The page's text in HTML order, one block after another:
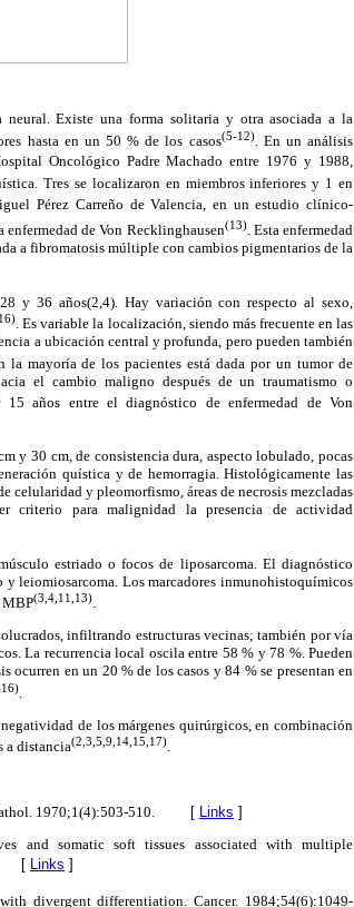
Existe una forma solitaria y otra asociada a la
hasta en un 50 % de los casos(5-12). En un análisis
Oncológico Padre Machado entre 1976 y 1988,
Tres se localizaron en miembros inferiores y 1 en
Pérez Carreño de Valencia, en un estudio clínico-
de Von Recklinghausen(13). Esta enfermedad
a fibromatosis múltiple con cambios pigmentarios de la
y 36 años(2,4). Hay variación con respecto al sexo,
. Es variable la localización, siendo más frecuente en las
a ubicación central y profunda, pero pueden también
mayoría de los pacientes está dada por un tumor de
el cambio maligno después de un traumatismo o
años entre el diagnóstico de enfermedad de Von
y 30 cm, de consistencia dura, aspecto lobulado, pocas
quística y de hemorragia. Histológicamente las
celularidad y pleomorfismo, áreas de necrosis mezcladas
criterio para malignidad la presencia de actividad
estriado o focos de liposarcoma. El diagnóstico
leiomiosarcoma. Los marcadores inmunohistoquímicos
MBP(3,4,11,13).
infiltrando estructuras vecinas; también por vía
La recurrencia local oscila entre 58 % y 78 %. Pueden
ocurren en un 20 % de los casos y 84 % se presentan en
de los márgenes quirúrgicos, en combinación
a distancia(2,3,5,9,14,15,17).
1970;1(4):503-510.
[ Links ]
and somatic soft tissues associated with multiple
Links ]
divergent differentiation. Cancer. 1984;54(6):1049-